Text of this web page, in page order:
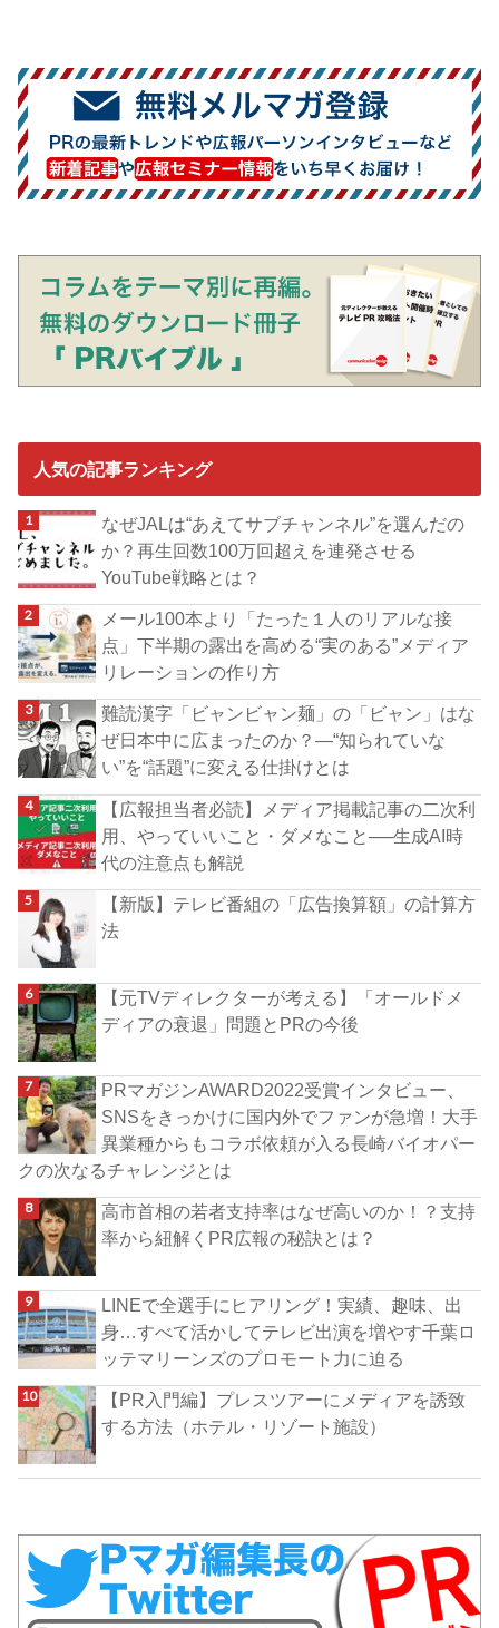
人気の記事ランキング
なぜJALは“あえてサブチャンネル”を選んだの
か？再生回数100万回超えを連発させる
YouTube戦略とは？
メール100本より「たった１人のリアルな接
点」下半期の露出を高める“実のある”メディア
リレーションの作り方
難読漢字「ビャンビャン麺」の「ビャン」はな
ぜ日本中に広まったのか？―“知られていな
い”を“話題”に変える仕掛けとは
【広報担当者必読】メディア掲載記事の二次利
用、やっていいこと・ダメなこと──生成AI時
代の注意点も解説
【新版】テレビ番組の「広告換算額」の計算方
法
【元TVディレクターが考える】「オールドメ
ディアの衰退」問題とPRの今後
PRマガジンAWARD2022受賞インタビュー、
SNSをきっかけに国内外でファンが急増！大手
異業種からもコラボ依頼が入る長崎バイオパー
クの次なるチャレンジとは
高市首相の若者支持率はなぜ高いのか！？支持
率から紐解くPR広報の秘訣とは？
LINEで全選手にヒアリング！実績、趣味、出
身…すべて活かしてテレビ出演を増やす千葉ロ
ッテマリーンズのプロモート力に迫る
【PR入門編】プレスツアーにメディアを誘致
する方法（ホテル・リゾート施設）